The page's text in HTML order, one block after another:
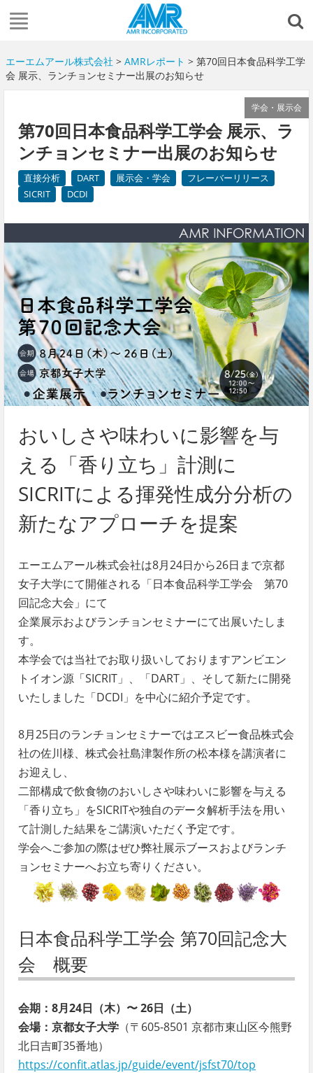
エーエムアール株式会社 > AMRレポート > 第70回日本食品科学工学
会 展示、ランチョンセミナー出展のお知らせ
学会・展示会
第70回日本食品科学工学会 展示、ラ
ンチョンセミナー出展のお知らせ
直接分析 DART 展示会・学会
フレーバーリリース
SICRIT
DCDI
おいしさや味わいに影響を与
える「香り立ち」計測に
SICRITによる揮発性成分分析の
新たなアプローチを提案
エーエムアール株式会社は8月24日から26日まで京都
女子大学にて開催される「日本食品科学工学会 第70
回記念大会」にて
企業展示およびランチョンセミナーにて出展いたしま
す。
本学会では当社でお取り扱いしておりますアンビエン
トイオン源「SICRIT」、「DART」、そして新たに開発
いたしました「DCDI」を中心に紹介予定です。
8月25日のランチョンセミナーではヱスビー食品株式会
社の佐川様、株式会社島津製作所の松本様を講演者に
お迎えし、
二部構成で飲食物のおいしさや味わいに影響を与える
「香り立ち」をSICRITや独自のデータ解析手法を用い
て計測した結果をご講演いただく予定です。
学会へご参加の際はぜひ弊社展示ブースおよびランチ
ョンセミナーへお立ち寄りください。
日本食品科学工学会 第70回記念大
会 概要
会期：8月24日（木）〜 26日（土）
会場：京都女子大学 （〒605-8501 京都市東山区今熊野
北日吉町35番地）
https://confit.atlas.jp/guide/event/jsfst70/top